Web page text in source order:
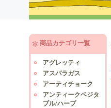
商品カテゴリ一覧
アグレッティ
アスパラガス
アーティチョーク
アンティークベジタ
ブル/ハーブ